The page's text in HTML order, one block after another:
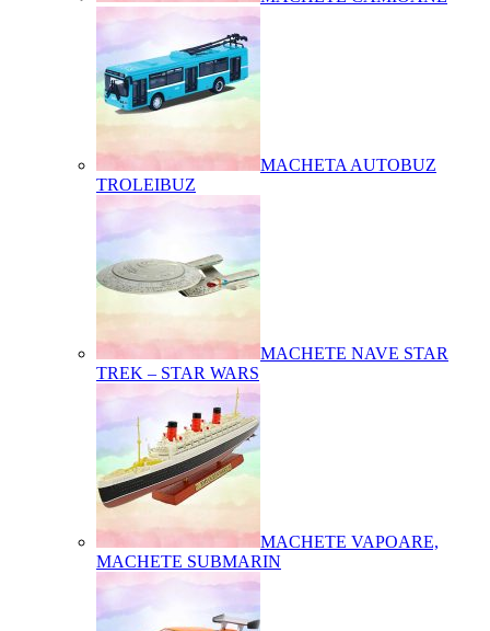
MACHETA AUTOBUZ
TROLEIBUZ
MACHETE NAVE STAR
TREK – STAR WARS
MACHETE VAPOARE,
MACHETE SUBMARIN